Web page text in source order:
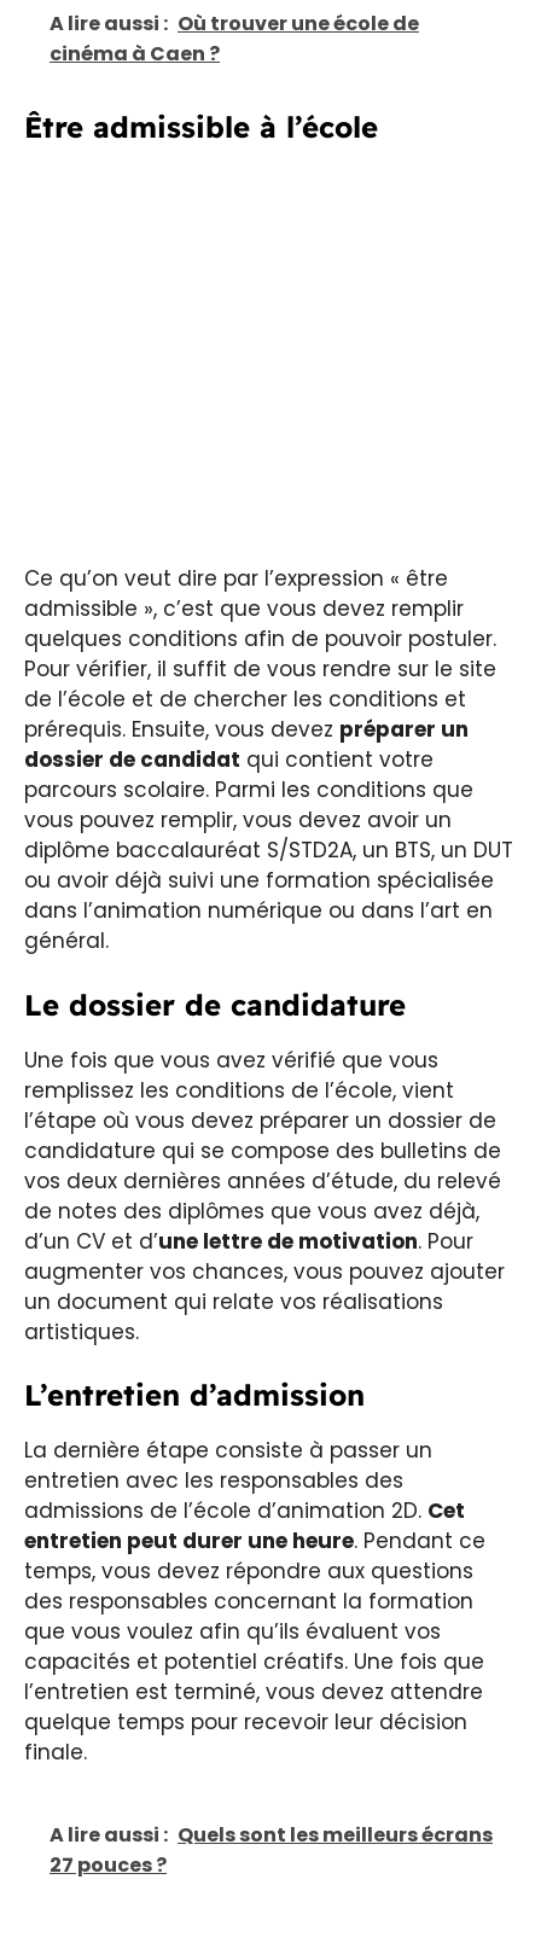
A lire aussi : Où trouver une école de
cinéma à Caen ?
Être admissible à l’école
Ce qu’on veut dire par l’expression « être
admissible », c’est que vous devez remplir
quelques conditions afin de pouvoir postuler.
Pour vérifier, il suffit de vous rendre sur le site
de l’école et de chercher les conditions et
prérequis. Ensuite, vous devez préparer un
dossier de candidat qui contient votre
parcours scolaire. Parmi les conditions que
vous pouvez remplir, vous devez avoir un
diplôme baccalauréat S/STD2A, un BTS, un DUT
ou avoir déjà suivi une formation spécialisée
dans l’animation numérique ou dans l’art en
général.
Le dossier de candidature
Une fois que vous avez vérifié que vous
remplissez les conditions de l’école, vient
l’étape où vous devez préparer un dossier de
candidature qui se compose des bulletins de
vos deux dernières années d’étude, du relevé
de notes des diplômes que vous avez déjà,
d’un CV et d’une lettre de motivation. Pour
augmenter vos chances, vous pouvez ajouter
un document qui relate vos réalisations
artistiques.
L’entretien d’admission
La dernière étape consiste à passer un
entretien avec les responsables des
admissions de l’école d’animation 2D. Cet
entretien peut durer une heure. Pendant ce
temps, vous devez répondre aux questions
des responsables concernant la formation
que vous voulez afin qu’ils évaluent vos
capacités et potentiel créatifs. Une fois que
l’entretien est terminé, vous devez attendre
quelque temps pour recevoir leur décision
finale.
A lire aussi : Quels sont les meilleurs écrans
27 pouces ?